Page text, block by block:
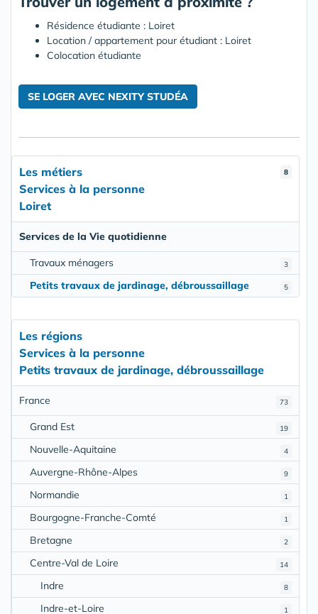
Résidence étudiante : Loiret
Location / appartement pour étudiant : Loiret
Colocation étudiante
SE LOGER AVEC NEXITY STUDÉA
8
Les métiers
Services à la personne
Loiret
Services de la Vie quotidienne
3
Travaux ménagers
5
Petits travaux de jardinage, débroussaillage
Les régions
Services à la personne
Petits travaux de jardinage, débroussaillage
73
France
19
Grand Est
4
Nouvelle-Aquitaine
9
Auvergne-Rhône-Alpes
1
Normandie
1
Bourgogne-Franche-Comté
2
Bretagne
14
Centre-Val de Loire
8
Indre
1
Indre-et-Loire